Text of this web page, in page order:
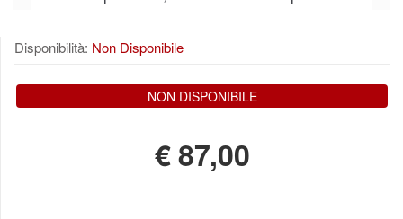
da allacciare e uno dei due non andava giu
a vedere dai fori.
Disponibilità: Non Disponibile
NON DISPONIBILE
€87,00